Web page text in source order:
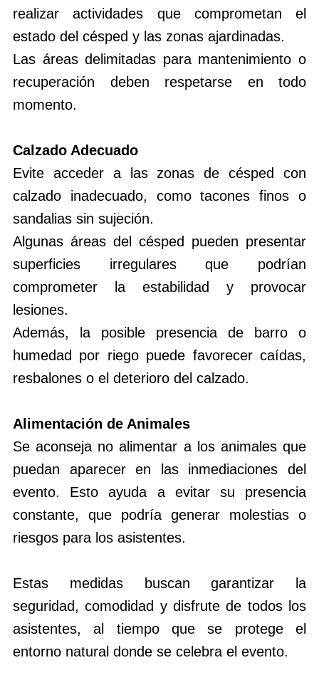
realizar actividades que comprometan el
estado del césped y las zonas ajardinadas.
Las áreas delimitadas para mantenimiento o
recuperación deben respetarse en todo
momento.
Calzado Adecuado
Evite acceder a las zonas de césped con
calzado inadecuado, como tacones finos o
sandalias sin sujeción.
Algunas áreas del césped pueden presentar
superficies irregulares que podrían
comprometer la estabilidad y provocar
lesiones.
Además, la posible presencia de barro o
humedad por riego puede favorecer caídas,
resbalones o el deterioro del calzado.
Alimentación de Animales
Se aconseja no alimentar a los animales que
puedan aparecer en las inmediaciones del
evento. Esto ayuda a evitar su presencia
constante, que podría generar molestias o
riesgos para los asistentes.
Estas medidas buscan garantizar la
seguridad, comodidad y disfrute de todos los
asistentes, al tiempo que se protege el
entorno natural donde se celebra el evento.